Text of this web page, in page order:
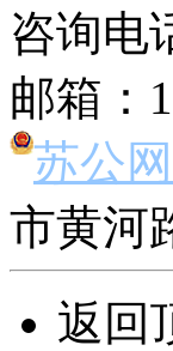
咨询电
邮箱：
苏公
市黄河
返回